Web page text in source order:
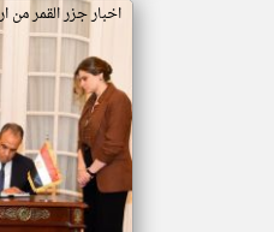
اخبار جزر القمر من